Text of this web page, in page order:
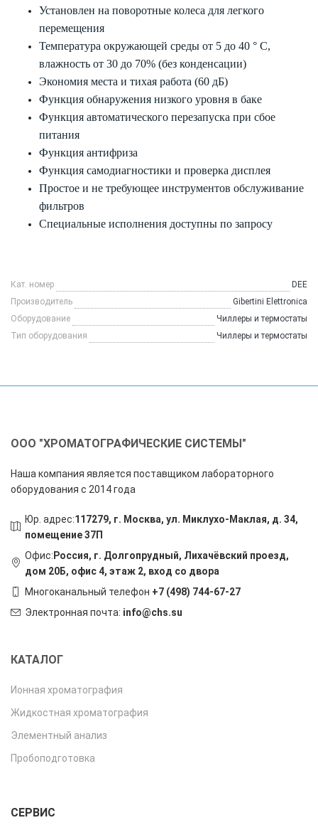
Установлен на поворотные колеса для легкого
перемещения
Температура окружающей среды от 5 до 40 ° C,
влажность от 30 до 70% (без конденсации)
Экономия места и тихая работа (60 дБ)
Функция обнаружения низкого уровня в баке
Функция автоматического перезапуска при сбое
питания
Функция антифриза
Функция самодиагностики и проверка дисплея
Простое и не требующее инструментов обслуживание
фильтров
Специальные исполнения доступны по запросу
Кат. номер
DEE
Производитель
Gibertini Elettronica
Оборудование
Чиллеры и термостаты
Тип оборудования
Чиллеры и термостаты
ООО "ХРОМАТОГРАФИЧЕСКИЕ СИСТЕМЫ"
Наша компания является поставщиком лабораторного
оборудования с 2014 года
Юр. адрес:117279, г. Москва, ул. Миклухо-Маклая, д. 34,
помещение 37П
Офис: Россия, г. Долгопрудный, Лихачёвский проезд,
дом 20Б, офис 4, этаж 2, вход со двора
Многоканальный телефон +7 (498) 744-67-27
Электронная почта: info@chs.su
КАТАЛОГ
Ионная хроматография
Жидкостная хроматография
Элементный анализ
Пробоподготовка
СЕРВИС